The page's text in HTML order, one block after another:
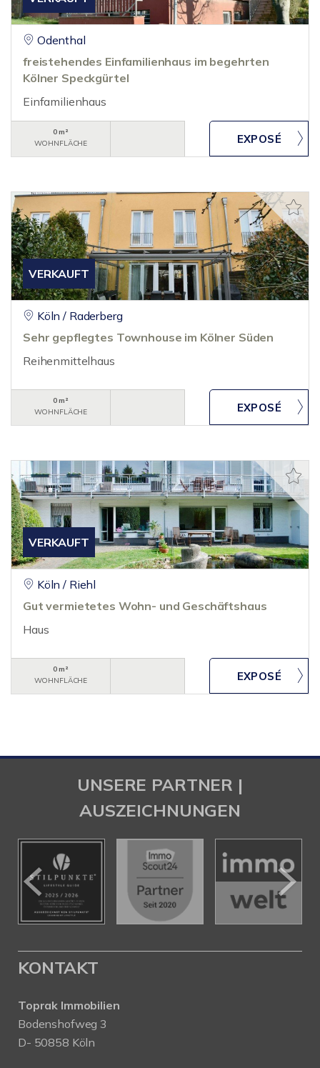
Odenthal
freistehendes Einfamilienhaus im begehrten
Kölner Speckgürtel
Einfamilienhaus
0 m²
WOHNFLÄCHE
VERKAUFT
Köln / Raderberg
Sehr gepflegtes Townhouse im Kölner Süden
Reihenmittelhaus
0 m²
WOHNFLÄCHE
VERKAUFT
Köln / Riehl
Gut vermietetes Wohn- und Geschäftshaus
Haus
0 m²
WOHNFLÄCHE
UNSERE PARTNER |
AUSZEICHNUNGEN
KONTAKT
Toprak Immobilien
Bodenshofweg 3
D- 50858 Köln